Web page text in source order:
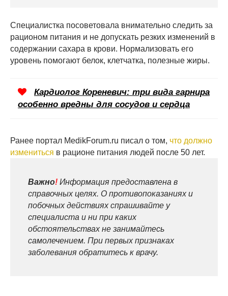
Специалистка посоветовала внимательно следить за
рационом питания и не допускать резких изменений в
содержании сахара в крови. Нормализовать его
уровень помогают белок, клетчатка, полезные жиры.
Кардиолог Кореневич: три вида гарнира
особенно вредны для сосудов и сердца
Ранее портал MedikForum.ru писал о том, что должно
измениться в рационе питания людей после 50 лет.
Важно! Информация предоставлена в
справочных целях. О противопоказаниях и
побочных действиях спрашивайте у
специалиста и ни при каких
обстоятельствах не занимайтесь
самолечением. При первых признаках
заболевания обратитесь к врачу.